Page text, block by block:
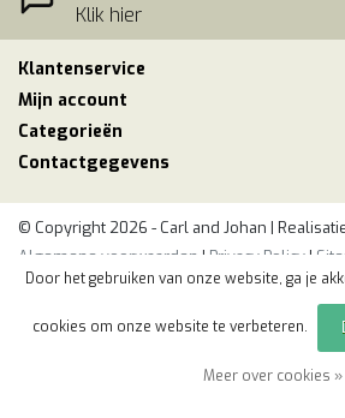
Klik hier
Klantenservice
Mijn account
Categorieën
Contactgegevens
© Copyright 2026 - Carl and Johan |
Algemene voorwaarden | Privacy Policy |
Door het gebruiken van onze website, ga je
cookies om onze website te verbeteren.
Meer over cookies »